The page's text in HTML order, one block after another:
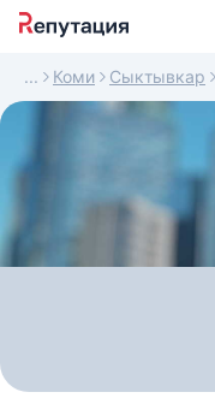
Коми Сыктывкар